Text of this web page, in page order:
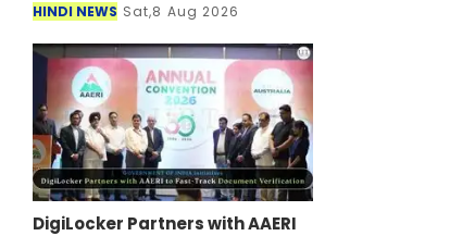
कार्रवाई
HINDI NEWS Sat,8 Aug 2026
DigiLocker Partners with AAERI